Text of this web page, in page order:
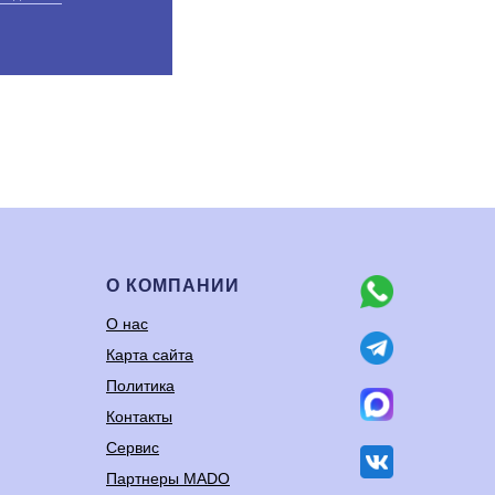
О КОМПАНИИ
О нас
Карта сайта
Политика
Контакты
Сервис
Партнеры MADO